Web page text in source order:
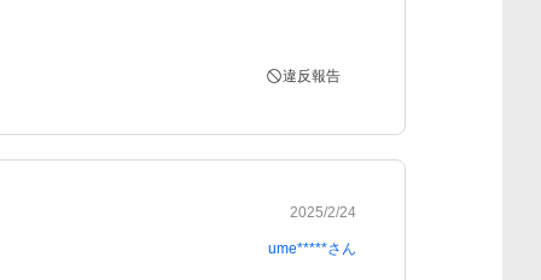
違反報告
2025/2/24
ume*****さん